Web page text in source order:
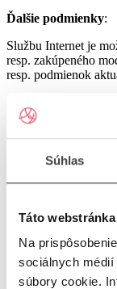
Súhlas
Táto
Na
sociálnych
súbory cookie.
Ďalšie podmienky:
Službu Internet je
resp. zakúpeného
resp. podmienok
Službu UPC
prenajatého resp.
alebo GIGA
s odbornou
poskytovať len s
podmienok aktuálne
to v lokalitách